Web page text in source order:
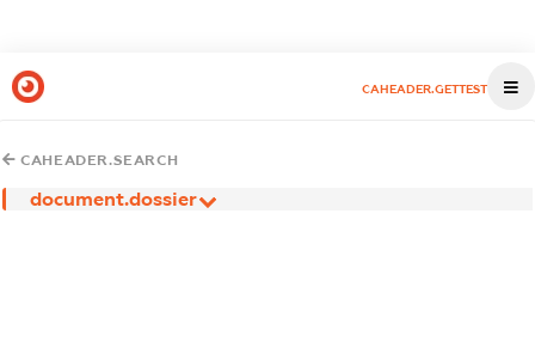
CAHEADER.GETTEST
CAHEADER.SEARCH
document.dossier